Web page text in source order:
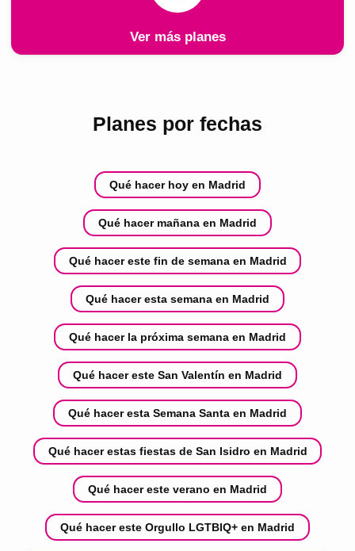
Ver más planes
Planes por fechas
Qué hacer hoy en Madrid
Qué hacer mañana en Madrid
Qué hacer este fin de semana en Madrid
Qué hacer esta semana en Madrid
Qué hacer la próxima semana en Madrid
Qué hacer este San Valentín en Madrid
Qué hacer esta Semana Santa en Madrid
Qué hacer estas fiestas de San Isidro en Madrid
Qué hacer este verano en Madrid
Qué hacer este Orgullo LGTBIQ+ en Madrid